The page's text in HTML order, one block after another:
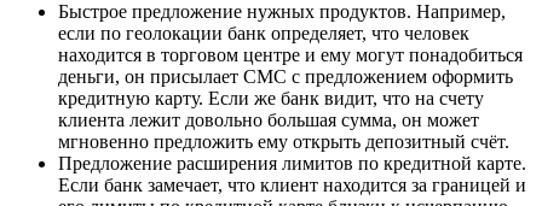
Быстрое предложение нужных продуктов. Например,
если по геолокации банк определяет, что человек
находится в торговом центре и ему могут понадобиться
деньги, он присылает СМС с предложением оформить
кредитную карту. Если же банк видит, что на счету
клиента лежит довольно большая сумма, он может
мгновенно предложить ему открыть депозитный счёт.
Предложение расширения лимитов по кредитной карте.
Если банк замечает, что клиент находится за границей и